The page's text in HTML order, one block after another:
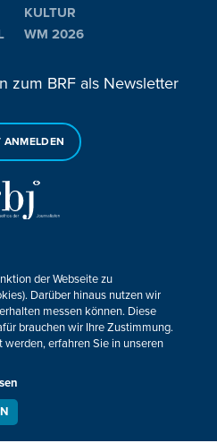
KULTUR
WM 2026
zum BRF als Newsletter
ANMELDEN
oder Anmerkungen?
SIE UNS!
Kontakt
Barrierefreiheit
anpassen
der Webseite zu
Darüber hinaus nutzen wir
messen können. Diese
brauchen wir Ihre Zustimmung.
erfahren Sie in unseren